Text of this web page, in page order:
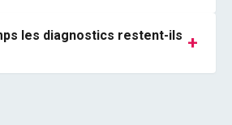
les diagnostics restent-ils +